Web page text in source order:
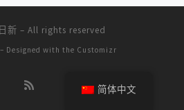
新 – All rights reserved
– Designed with the Customizr
简体中文